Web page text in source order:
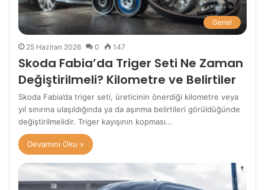
Genel
25 Haziran 2026 0 147
Skoda Fabia’da Triger Seti Ne Zaman
Değiştirilmeli? Kilometre ve Belirtiler
Skoda Fabia’da triger seti, üreticinin önerdiği kilometre veya
yıl sınırına ulaşıldığında ya da aşınma belirtileri görüldüğünde
değiştirilmelidir. Triger kayışının kopması…
Devamını Oku »